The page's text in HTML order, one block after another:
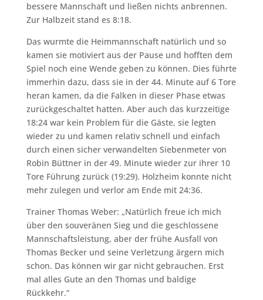
bessere Mannschaft und ließen nichts anbrennen.
Zur Halbzeit stand es 8:18.
Das wurmte die Heimmannschaft natürlich und so
kamen sie motiviert aus der Pause und hofften dem
Spiel noch eine Wende geben zu können. Dies führte
immerhin dazu, dass sie in der 44. Minute auf 6 Tore
heran kamen, da die Falken in dieser Phase etwas
zurückgeschaltet hatten. Aber auch das kurzzeitige
18:24 war kein Problem für die Gäste, sie legten
wieder zu und kamen relativ schnell und einfach
durch einen sicher verwandelten Siebenmeter von
Robin Büttner in der 49. Minute wieder zur ihrer 10
Tore Führung zurück (19:29). Holzheim konnte nicht
mehr zulegen und verlor am Ende mit 24:36.
Trainer Thomas Weber: „Natürlich freue ich mich
über den souveränen Sieg und die geschlossene
Mannschaftsleistung, aber der frühe Ausfall von
Thomas Becker und seine Verletzung ärgern mich
schon. Das können wir gar nicht gebrauchen. Erst
mal alles Gute an den Thomas und baldige
Rückkehr.“